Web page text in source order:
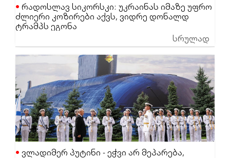
რადოსლავ სიკორსკი: უკრაინას იმაზე უფრო
ძლიერი კოზირები აქვს, ვიდრე დონალდ
ტრამპს ეგონა
სრულად
ვლადიმერ პუტინი - ეჭვი არ მეპარება,